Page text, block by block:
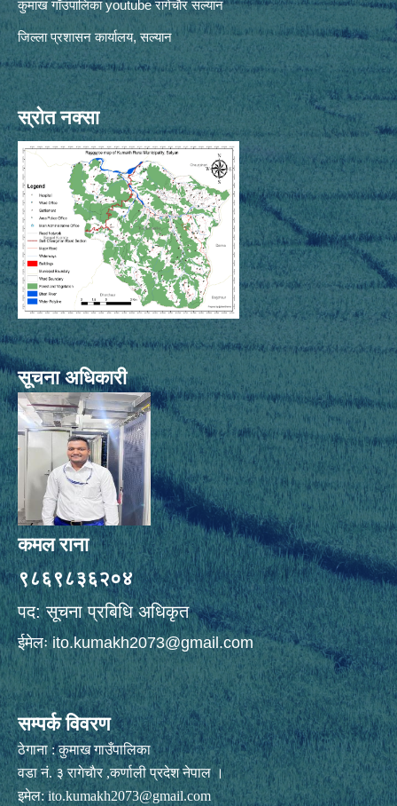
कुमाख गाँउपालिका youtube रागेचाैर सल्यान
जिल्ला प्रशासन कार्यालय, सल्यान
स्रोत नक्सा
सूचना अधिकारी
कमल राना
९८६९८३६२०४
पद: सूचना प्रबिधि अधिकृत
ईमेलःito.kumakh2073@gmail.com
सम्पर्क विवरण
ठेगाना : कुमाख गाउँपालिका
वडा नं. ३ रागेचाैर ,कर्णाली प्रदेश नेपाल ।
इमेल:ito.kumakh2073@gmail.com